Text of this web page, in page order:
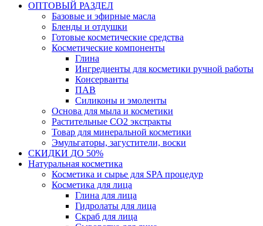
ОПТОВЫЙ РАЗДЕЛ
Базовые и эфирные масла
Бленды и отдушки
Готовые косметические средства
Косметические компоненты
Глина
Ингредиенты для косметики ручной работы
Консерванты
ПАВ
Силиконы и эмоленты
Основа для мыла и косметики
Растительные СО2 экстракты
Товар для минеральной косметики
Эмульгаторы, загустители, воски
СКИДКИ ДО 50%
Натуральная косметика
Косметика и сырье для SPA процедур
Косметика для лица
Глина для лица
Гидролаты для лица
Скраб для лица